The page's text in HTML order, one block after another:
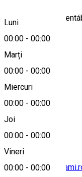
Luni
00:00 - 00:00
Marți
00:00 - 00:00
Miercuri
00:00 - 00:00
Joi
00:00 - 00:00
Vineri
00:00 - 00:00
95, Avrămești/
Hartă